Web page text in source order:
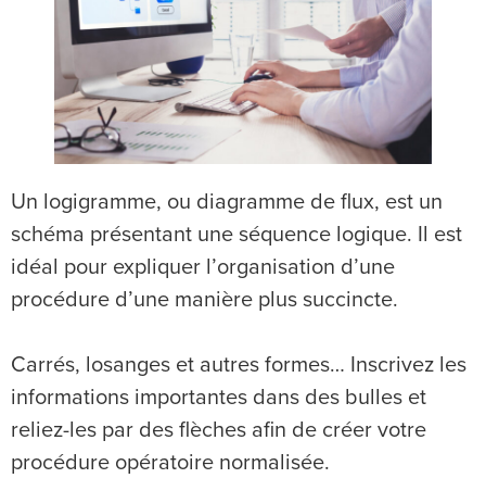
Un logigramme, ou diagramme de flux, est un
schéma présentant une séquence logique. Il est
idéal pour expliquer l’organisation d’une
procédure d’une manière plus succincte.
Carrés, losanges et autres formes… Inscrivez les
informations importantes dans des bulles et
reliez-les par des flèches afin de créer votre
procédure opératoire normalisée.